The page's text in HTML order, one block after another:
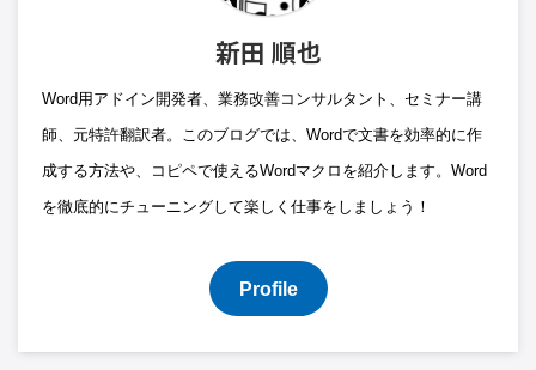
新田 順也
Word用アドイン開発者、業務改善コンサルタント、セミナー講
師、元特許翻訳者。このブログでは、Wordで文書を効率的に作
成する方法や、コピペで使えるWordマクロを紹介します。Word
を徹底的にチューニングして楽しく仕事をしましょう！
Profile